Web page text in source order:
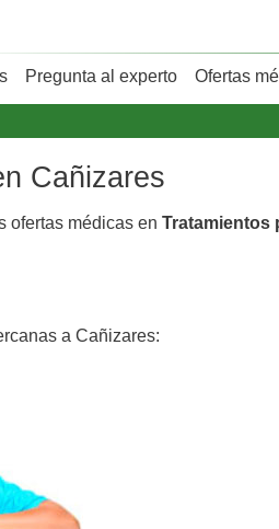
Pregunta al experto Ofertas
Cañizares
ofertas médicas en Tratamientos
a Cañizares: